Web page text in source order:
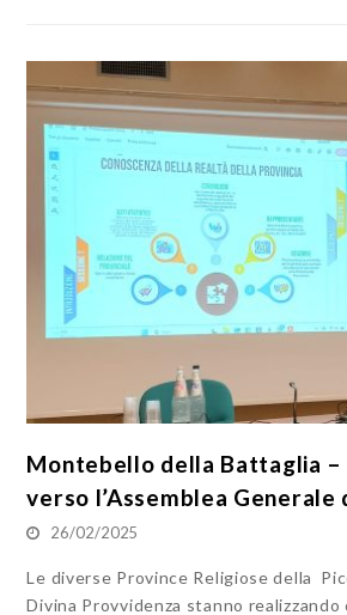
Montebello della Battaglia –
verso l’Assemblea Generale
26/02/2025
Le diverse Province Religiose della
Divina Provvidenza stanno realizzando